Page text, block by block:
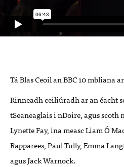
Tá Blas Ceoil an BBC 10 mbliana
Rinneadh ceiliúradh ar an éacht
tSeaneaglais i nDoire, agus
Lynette Fay, ina measc Liam Ó
Rapparees, Paul Tully,Emma
agusJack Warnock.